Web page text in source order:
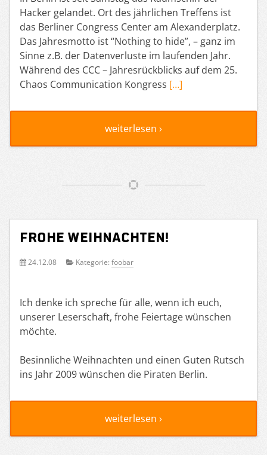
Hacker gelandet. Ort des jährlichen Treffens ist
das Berliner Congress Center am Alexanderplatz.
Das Jahresmotto ist “Nothing to hide”, – ganz im
Sinne z.B. der Datenverluste im laufenden Jahr.
Während des CCC – Jahresrückblicks auf dem 25.
Chaos Communication Kongress […]
weiterlesen ›
Frohe Weihnachten!
24.12.08 Kategorie: foobar
Ich denke ich spreche für alle, wenn ich euch,
unserer Leserschaft, frohe Feiertage wünschen
möchte.
Besinnliche Weihnachten und einen Guten Rutsch
ins Jahr 2009 wünschen die Piraten Berlin.
weiterlesen ›